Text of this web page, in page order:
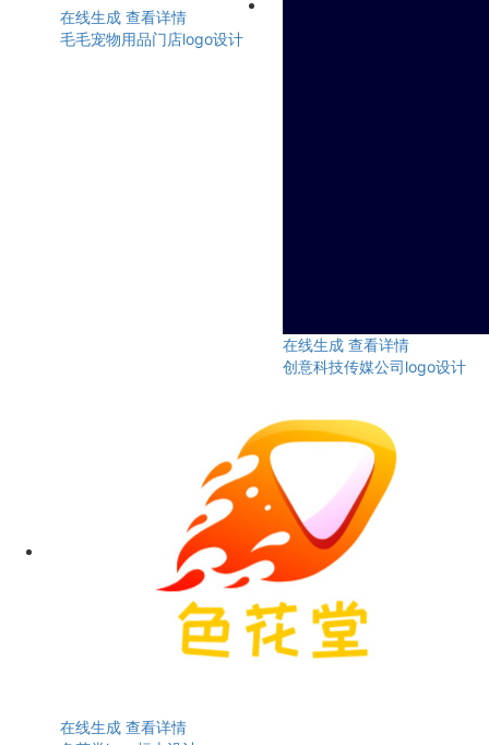
在线生成 查看详情
毛毛宠物用品门店logo设计
在线生成 查看详情
创意科技传媒公司logo设计
在线生成 查看详情